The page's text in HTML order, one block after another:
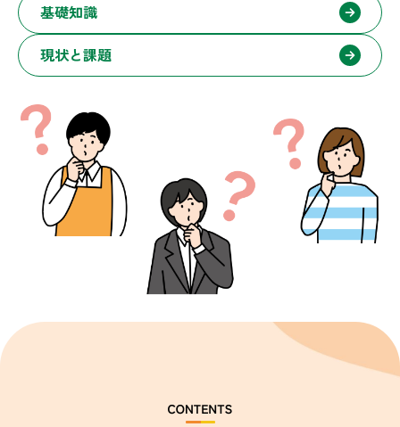
基礎知識
現状と課題